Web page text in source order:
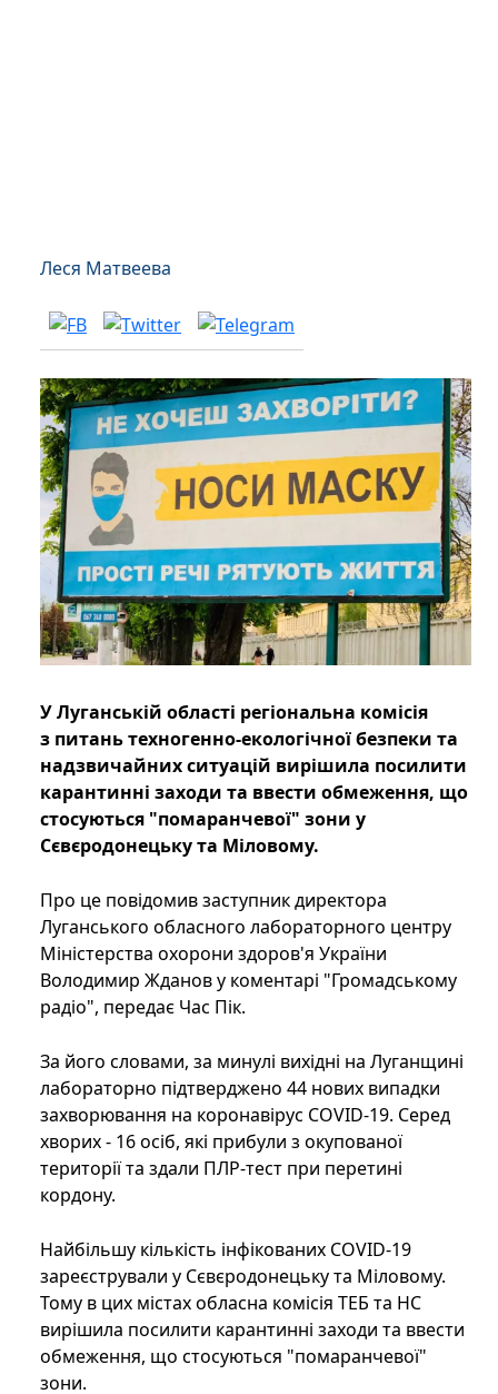
Леся Матвеева
У Луганській області регіональна комісія
з питань техногенно-екологічної безпеки та
надзвичайних ситуацій вирішила посилити
карантинні заходи та ввести обмеження, що
стосуються "помаранчевої" зони у
Сєвєродонецьку та Міловому.
Про це повідомив заступник директора
Луганського обласного лабораторного центру
Міністерства охорони здоров'я України
Володимир Жданов у коментарі "Громадському
радіо", передає Час Пік.
За його словами, за минулі вихідні на Луганщині
лабораторно підтверджено 44 нових випадки
захворювання на коронавірус COVID-19. Серед
хворих - 16 осіб, які прибули з окупованої
території та здали ПЛР-тест при перетині
кордону.
Найбільшу кількість інфікованих COVID-19
зареєстрували у Сєвєродонецьку та Міловому.
Тому в цих містах обласна комісія ТЕБ та НС
вирішила посилити карантинні заходи та ввести
обмеження, що стосуються "помаранчевої"
зони.